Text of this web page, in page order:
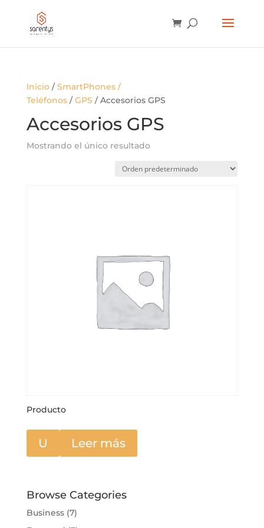
PRODUCTOS
Inicio/SmartPhones /
Teléfonos/GPS / Accesorios GPS
Accesorios GPS
Mostrando el único resultado
Producto
U Leer más
Browse Categories
Business(7)